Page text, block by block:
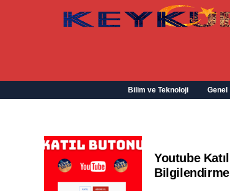
Bilim ve Teknoloji Genel
Youtube